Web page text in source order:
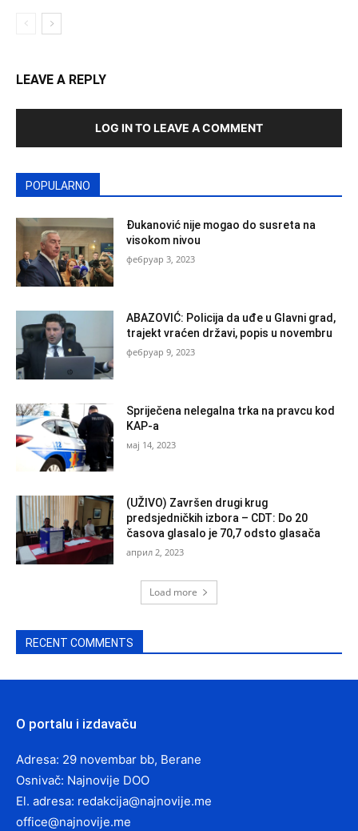
LEAVE A REPLY
LOG IN TO LEAVE A COMMENT
POPULARNO
Đukanović nije mogao do susreta na
visokom nivou
фебруар 3, 2023
ABAZOVIĆ: Policija da uđe u Glavni grad,
trajekt vraćen državi, popis u novembru
фебруар 9, 2023
Spriječena nelegalna trka na pravcu kod
KAP-a
мај 14, 2023
(UŽIVO) Završen drugi krug
predsjedničkih izbora – CDT: Do 20
časova glasalo je 70,7 odsto glasača
април 2, 2023
Load more
RECENT COMMENTS
O portalu i izdavaču
Adresa: 29 novembar bb, Berane
Osnivač: Najnovije DOO
El. adresa: redakcija@najnovije.me
office@najnovije.me